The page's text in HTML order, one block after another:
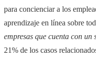
para concienciar a los
aprendizaje en línea sobre
empresas que cuenta con
21% de los casos